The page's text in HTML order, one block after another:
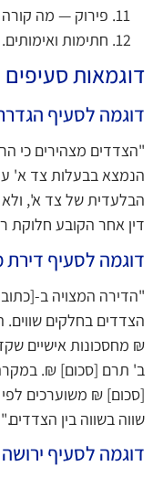
פירוק — מה
חתימות ואימותים.
דוגמאות
דוגמה לסעיף
"הצדדים מצהירים כי
הנמצא בבעלות צד א'
הבלעדית של צד א', ולא
דין אחר הקובע חלוקת
דוגמה לסעיף דירת
"הדירה המצויה ב-
הצדדים בחלקים
₪ מחסכונות אישיים
ב' תרם [סכום] ₪.
[סכום] ₪ משוערכים
שווה בשווה בין הצדדים."
דוגמה לסעיף ירושה